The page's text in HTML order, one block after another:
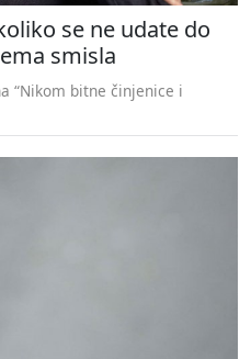
se ne udate do
smisla
“Nikom bitne činjenice i